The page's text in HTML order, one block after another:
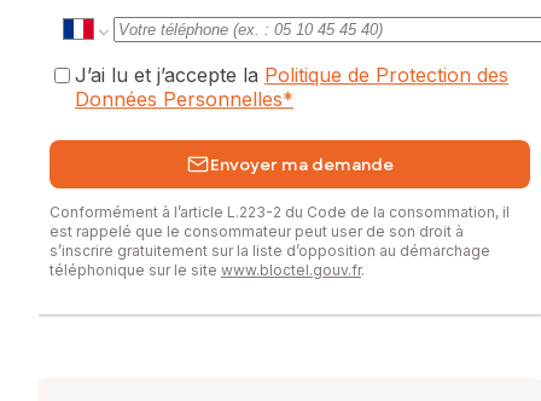
J’ai lu et j’accepte la Politique de Protection des
Données Personnelles*
Envoyer ma demande
Conformément à l’article L.223-2 du Code de la consommation, il
est rappelé que le consommateur peut user de son droit à
s’inscrire gratuitement sur la liste d’opposition au démarchage
téléphonique sur le site www.bloctel.gouv.fr.